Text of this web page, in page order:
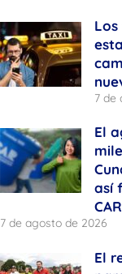
7 de
El
así
CAR
7 de agosto de 2026
El